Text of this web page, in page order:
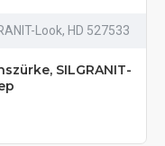
Look, HD 527533
SILGRANIT-